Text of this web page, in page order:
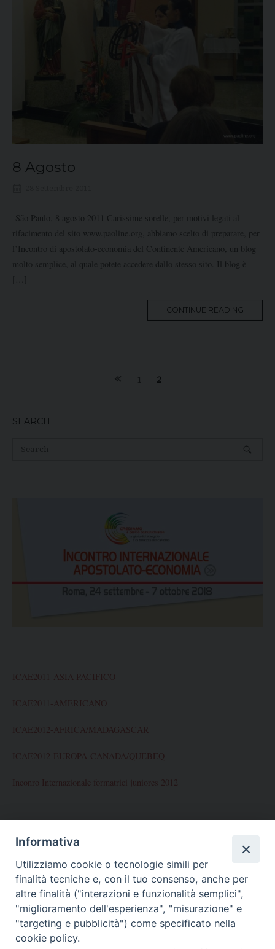
8 Agosto
São Paulo, 8 agosto 2011 Carissime sorelle, per motivi legati al
rifacimento del sito www.paoline.org, abbiamo scelto di preparare, per
l’Incontro di apostolato-economia del Continente Americano, un blog
molto semplice, al quale potete accedere dallo stesso sito. Il blog è
CONTINUE READING
1 2
SEARCH
ICAE2011-ASIA PACIFICO
ICAE2011-AMERICANO
ICAE2012-AFRICA/MADAGASCAR
ICAE2012-EUROPA-CANADA/QUEBEQ
Inconro Internazionale formatrici juniores 2012
ARCHIVES
Novembre 2012
Ottobre 2012
Maggio 2012
Gennaio 2012
Informativa
Utilizziamo cookie o tecnologie simili per
finalità tecniche e, con il tuo consenso, anche per
altre finalità ("interazioni e funzionalità semplici",
"miglioramento dell'esperienza", "misurazione" e
"targeting e pubblicità") come specificato nella
cookie policy.